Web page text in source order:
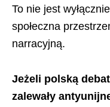
To nie jest
społeczna
narracyjną.
Jeżeli polską
zalewały